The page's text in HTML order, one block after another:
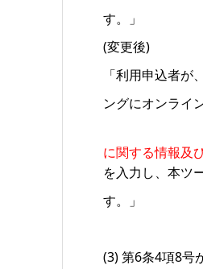
す。」
(変更後)
「利用申込者
ングにオンライ
に関する情報及
を入力し、本ツ
す。」
(3) 第6条4項8号